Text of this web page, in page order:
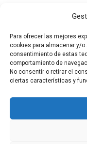
Para ofrecer las mejores
cookies para almacenar y/o
consentimiento de estas
comportamiento de
No consentir o retirar el
ciertas características y
Todos los derechos ©